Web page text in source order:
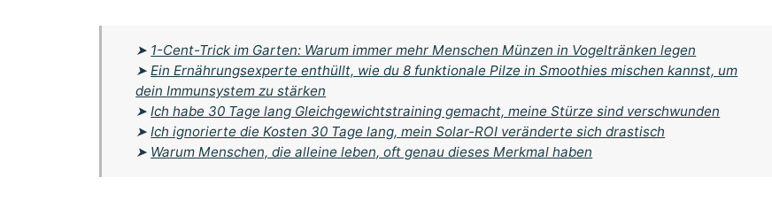
➤ 1-Cent-Trick im Garten: Warum immer mehr Menschen Münzen in Vogeltränken legen
➤Ein Ernährungsexperte enthüllt, wie du 8 funktionale Pilze in Smoothies mischen kannst, um
dein Immunsystem zu stärken
➤Ich habe 30 Tage lang Gleichgewichtstraining gemacht, meine Stürze sind verschwunden
➤Ich ignorierte die Kosten 30 Tage lang, mein Solar-ROI veränderte sich drastisch
➤ Warum Menschen, die alleine leben, oft genau dieses Merkmal haben